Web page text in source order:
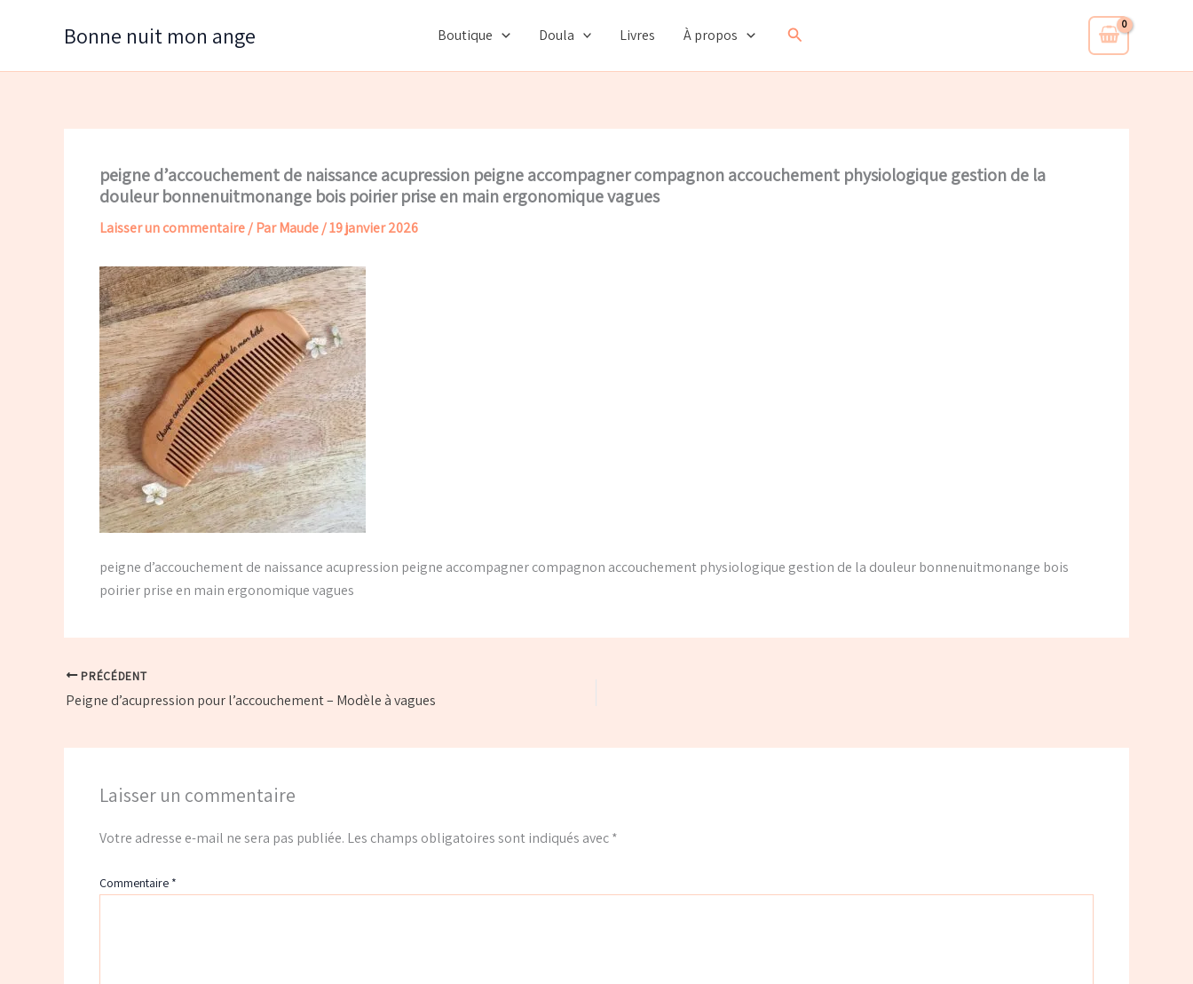
Bonne nuit mon ange Boutique Doula Livres À propos Rechercher
peigne d’accouchement de naissance acupression peigne accompagner compagnon accouchement physiologique gestion de la
douleur bonnenuitmonange bois poirier prise en main ergonomique vagues
Laisser un commentaire/ ParMaude/19 janvier 2026
peigne d’accouchement de naissance acupression peigne accompagner compagnon accouchement physiologique gestion de la douleur bonnenuitmonange bois
poirier prise en main ergonomique vagues
PRÉCÉDENT
Peigne d’acupression pour l’accouchement – Modèle à vagues
Laisser un commentaire
Votre adresse e-mail ne sera pas publiée. Les champs obligatoires sont indiqués avec*
Commentaire *